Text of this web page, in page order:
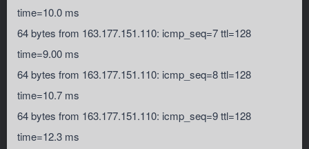
time=10.0 ms
64 bytes from 163.177.151.110: icmp_seq=7 ttl=128
time=9.00 ms
64 bytes from 163.177.151.110: icmp_seq=8 ttl=128
time=10.7 ms
64 bytes from 163.177.151.110: icmp_seq=9 ttl=128
time=12.3 ms